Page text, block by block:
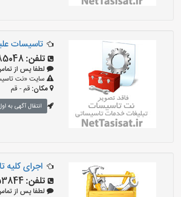
تاسیسات
تلفن:
لطفا پس از تماس
سایت «نت
مکان: قم - قم
انتقال آگهی به
اجرای
تلفن:
لطفا پس از تماس